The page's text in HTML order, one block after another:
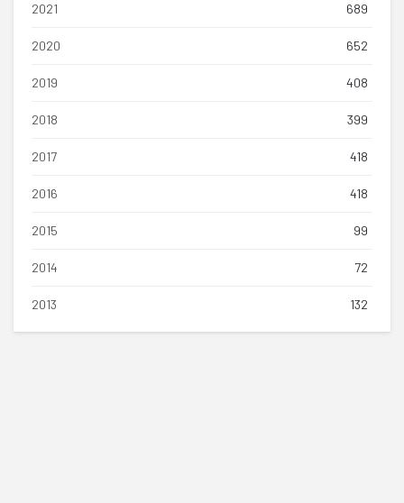
2021 689
2020 652
2019 408
2018 399
2017 418
2016 418
2015 99
2014 72
2013 132